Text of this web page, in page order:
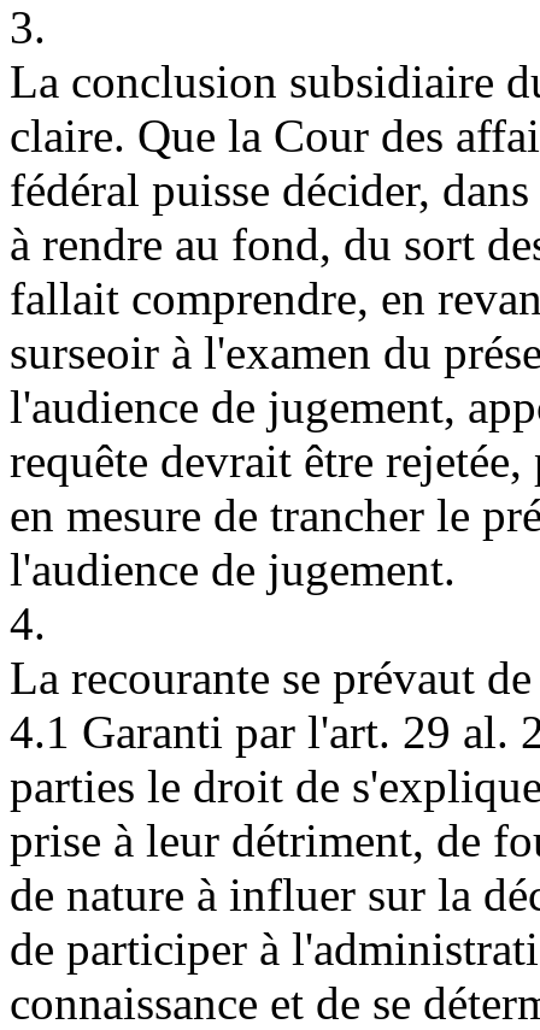
3.
La conclusion subsidiaire
claire. Que la Cour des
fédéral puisse décider,
à rendre au fond, du sort
fallait comprendre, en
surseoir à l'examen du
l'audience de jugement,
requête devrait être
en mesure de trancher le
l'audience de jugement.
4.
La recourante se prévaut
4.1 Garanti par l'art. 29 al.
parties le droit de
prise à leur détriment, de
de nature à influer sur la
de participer à
connaissance et de se